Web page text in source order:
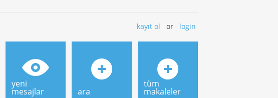
kayıt ol or login
yeni
mesajlar ara
tüm
makaleler